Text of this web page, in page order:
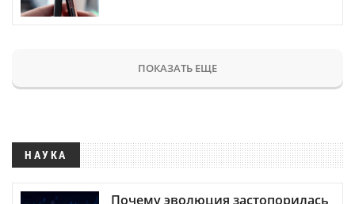
ПОКАЗАТЬ ЕЩЕ
НАУКА
Почему эволюция застопорилась